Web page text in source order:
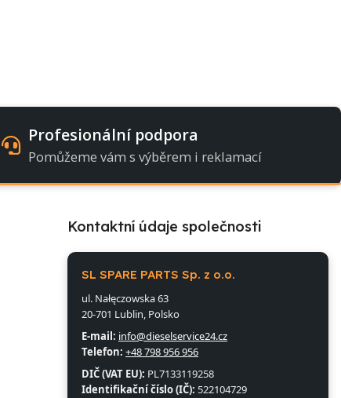
Profesionální podpora
Pomůžeme vám s výběrem i reklamací
Kontaktní údaje společnosti
SL SPARE PARTS Sp. z o.o.
ul. Nałęczowska 63
20-701 Lublin, Polsko
E-mail: info@dieselservice24.cz
Telefon: +48 798 956 956
DIČ (VAT EU): PL7133119258
Identifikační číslo (IČ): 522104729